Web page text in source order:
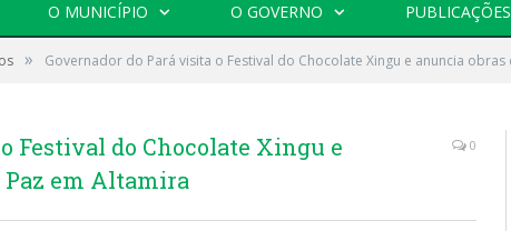
O MUNICÍPIO O GOVERNO PUBLICAÇÕES
» Governador do Pará visita o Festival do Chocolate Xingu e anuncia obras
Festival do Chocolate Xingu e
Paz em Altamira
0